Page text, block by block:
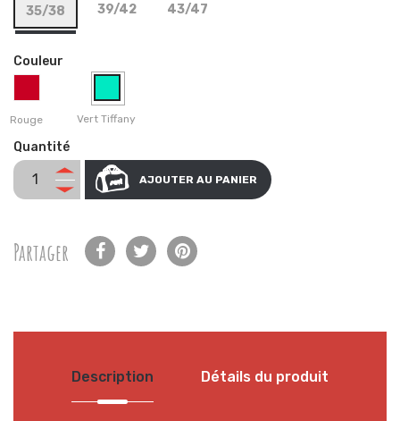
35/38
39/42 43/47
Couleur
Rouge Vert Tiffany
Quantité
AJOUTER AU PANIER
Partager
Description Détails du produit